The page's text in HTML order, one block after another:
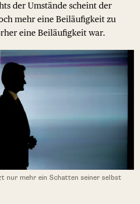
der Umstände scheint der
mehr eine Beiläufigkeit zu
eine Beiläufigkeit war.
nur mehr ein Schatten seiner selbst